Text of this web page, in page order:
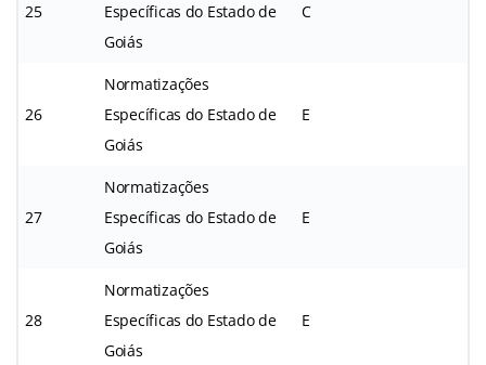
25
Específicas do Estado de
Goiás
C
26
Normatizações
Específicas do Estado de
Goiás
E
27
Normatizações
Específicas do Estado de
Goiás
E
28
Normatizações
Específicas do Estado de
Goiás
E